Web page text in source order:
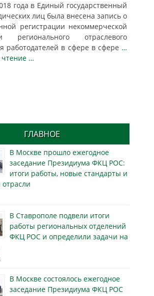
года в Единый государственный
лиц была внесена запись о
регистрации некоммерческой
регионального отраслевого
работодателей в сфере в сфере …
…
ГЛАВНОЕ
В Москве прошло ежегодное
заседание Президиума ФКЦ РОС:
итоги работы, новые стандарты и
В Ставрополе подвели итоги
работы региональных отделений
ФКЦ РОС и определили задачи на
В Москве состоялось ежегодное
заседание Президиума ФКЦ РОС